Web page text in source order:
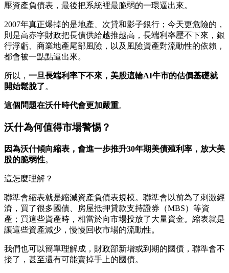
壓資產負債表，最後把系統裡最脆弱的一環逼出來。
2007年真正爆掉的是地產、次貸和影子銀行；今天更危險的，
則是高赤字財政把長債供給越推越高，長端利率壓不下來，銀
行浮虧、商業地產尾部風險，以及風險資產對流動性的依賴，
都會被一點點逼出來。
所以， 一旦長端利率下不來，美股這輪AI牛市的估價基礎就
開始鬆脫了。
這個問題在沃什時代會更加嚴重。
沃什為何值得市場警惕？
因為沃什傾向縮表，會進一步推升30年期美債殖利率，放大美
股的脆弱性。
這怎麼理解？
聯準會縮表就是縮減資產負債表規模。聯準會以前為了刺激經
濟，買了很多國債、房屋抵押貸款支持證券（MBS）等資
產；買這些資產時，相當於向市場投放了大量資金。縮表就是
讓這些資產減少，慢慢回收市場的流動性。
我們也可以簡單理解成，財政部新增或到期的國債，聯準會不
接了，甚至還有可能賣掉手上的國債。